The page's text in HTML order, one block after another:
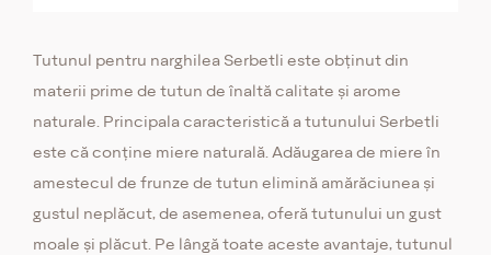
Tutunul pentru narghilea Serbetli este obținut din
materii prime de tutun de înaltă calitate și arome
naturale. Principala caracteristică a tutunului Serbetli
este că conține miere naturală. Adăugarea de miere în
amestecul de frunze de tutun elimină amărăciunea și
gustul neplăcut, de asemenea, oferă tutunului un gust
moale și plăcut. Pe lângă toate aceste avantaje, tutunul